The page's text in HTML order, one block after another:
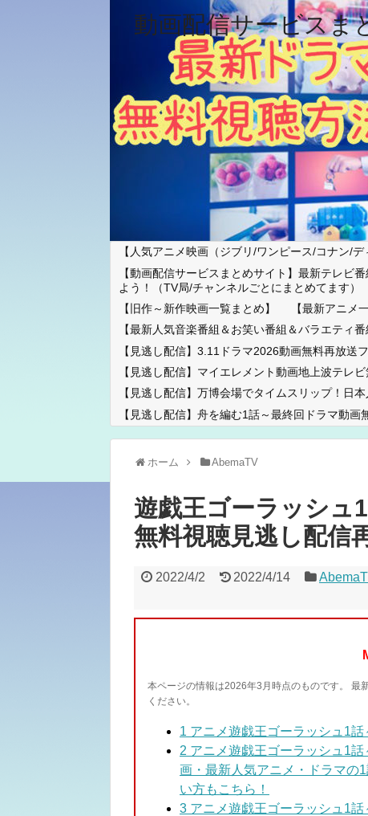
動画配信サービスま
【人気アニメ映画（ジブリ/ワンピース/コナン/
【動画配信サービスまとめサイト】最新テレビ
よう！（TV局/チャンネルごとにまとめてます）
【旧作～新作映画一覧まとめ】
【最新アニメ
【最新人気音楽番組＆お笑い番組＆バラエティ
【見逃し配信】3.11ドラマ2026動画無料再放送
【見逃し配信】マイエレメント動画地上波テレ
【見逃し配信】万博会場でタイムスリップ！日
【見逃し配信】舟を編む1話～最終回ドラマ動画
ホーム AbemaTV
遊戯王ゴーラッシュ
無料視聴見逃し配信
2022/4/2 2022/4/14
本ページの情報は2026年3月時点のものです。 最
ください。
1 アニメ遊戯王ゴーラッシュ1話
2 アニメ遊戯王ゴーラッシュ1話
画・最新人気アニメ・ドラマの
い方もこちら！
3 アニメ遊戯王ゴーラッシュ1